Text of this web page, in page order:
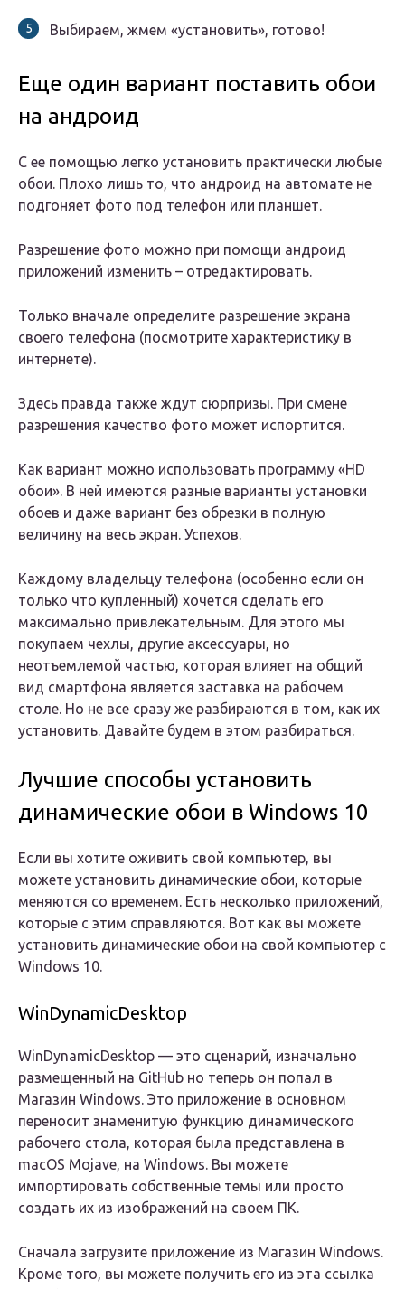
Выбираем, жмем «установить», готово!
Еще один вариант поставить обои
на андроид
С ее помощью легко установить практически любые
обои. Плохо лишь то, что андроид на автомате не
подгоняет фото под телефон или планшет.
Разрешение фото можно при помощи андроид
приложений изменить – отредактировать.
Только вначале определите разрешение экрана
своего телефона (посмотрите характеристику в
интернете).
Здесь правда также ждут сюрпризы. При смене
разрешения качество фото может испортится.
Как вариант можно использовать программу «HD
обои». В ней имеются разные варианты установки
обоев и даже вариант без обрезки в полную
величину на весь экран. Успехов.
Каждому владельцу телефона (особенно если он
только что купленный) хочется сделать его
максимально привлекательным. Для этого мы
покупаем чехлы, другие аксессуары, но
неотъемлемой частью, которая влияет на общий
вид смартфона является заставка на рабочем
столе. Но не все сразу же разбираются в том, как их
установить. Давайте будем в этом разбираться.
Лучшие способы установить
динамические обои в Windows 10
Если вы хотите оживить свой компьютер, вы
можете установить динамические обои, которые
меняются со временем. Есть несколько приложений,
которые с этим справляются. Вот как вы можете
установить динамические обои на свой компьютер с
Windows 10.
WinDynamicDesktop
WinDynamicDesktop — это сценарий, изначально
размещенный на GitHub но теперь он попал в
Магазин Windows. Это приложение в основном
переносит знаменитую функцию динамического
рабочего стола, которая была представлена ​​в
macOS Mojave, на Windows. Вы можете
импортировать собственные темы или просто
создать их из изображений на своем ПК.
Сначала загрузите приложение из Магазин Windows.
Кроме того, вы можете получить его из эта ссылка